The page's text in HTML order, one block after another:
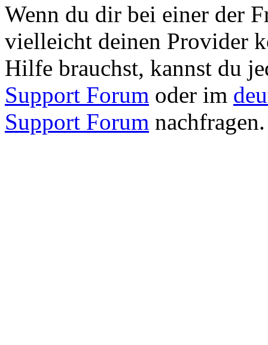
Wenn du dir bei einer der
vielleicht deinen Provider
Hilfe brauchst, kannst du
Support Forum oder im
Support Forum nachfragen.